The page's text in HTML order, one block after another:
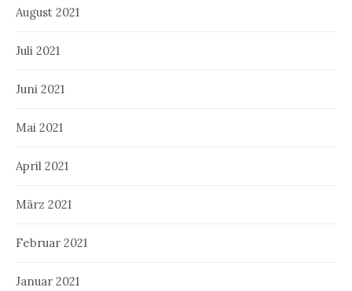
August 2021
Juli 2021
Juni 2021
Mai 2021
April 2021
März 2021
Februar 2021
Januar 2021